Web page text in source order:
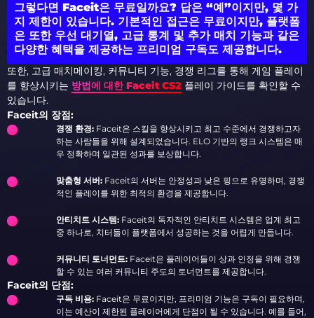
그렇다면 Faceit은 무료일까요? 답은 “예”이지만, 몇 가
지 제한이 있습니다. 기본적인 접근은 무료이지만, 플랫폼
은 또한 우선 대기열, 고급 통계 및 추가 매치 기능과 같은
다양한 혜택을 제공하는 프리미엄 구독도 제공합니다.
또한, 고급 매치메이킹, 커뮤니티 기능, 경쟁 리그를 통해 게임 플레이
를 향상시키는 방법에 대한 Faceit CS2 플레이 가이드를 확인할 수
있습니다.
Faceit의 장점:
경쟁 환경: Faceit은 스킬을 향상시키고 최고 수준에서 경쟁하고자
하는 사람들을 위해 설계되었습니다. ELO 기반의 랭크 시스템은 매
우 정확하며 일관된 성과를 보상합니다.
맞춤형 서버: Faceit의 서버는 안정성과 낮은 핑으로 유명하며, 경쟁
적인 플레이를 위한 최적의 환경을 제공합니다.
안티치트 시스템: Faceit의 독자적인 안티치트 시스템은 업계 최고
중 하나로, 치터들이 플랫폼에서 성공하는 것을 어렵게 만듭니다.
커뮤니티 토너먼트: Faceit은 플레이어들이 상과 인정을 위해 경쟁
할 수 있는 여러 커뮤니티 주도의 토너먼트를 제공합니다.
Faceit의 단점:
구독 비용: Faceit은 무료이지만, 프리미엄 기능은 구독이 필요하며,
이는 예산이 제한된 플레이어에게 단점이 될 수 있습니다. 예를 들어,